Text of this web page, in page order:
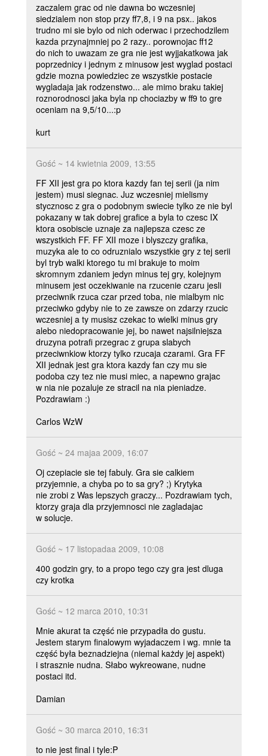
zaczalem grac od nie dawna bo wczesniej
siedzialem non stop przy ff7,8, i 9 na psx.. jakos
trudno mi sie bylo od nich oderwac i przechodzilem
kazda przynajmniej po 2 razy.. porownojac ff12
do nich to uwazam ze gra nie jest wyjjakatkowa jak
poprzednicy i jednym z minusow jest wyglad postaci
gdzie mozna powiedziec ze wszystkie postacie
wygladaja jak rodzenstwo... ale mimo braku takiej
roznorodnosci jaka byla np chociazby w ff9 to gre
oceniam na 9,5/10...:p
kurt
Gość ~ 14 kwietnia 2009, 13:55
FF XII jest gra po ktora kazdy fan tej serii (ja nim
jestem) musi siegnac. Juz wczesniej mielismy
stycznosc z gra o podobnym swiecie tylko ze nie byl
pokazany w tak dobrej grafice a byla to czesc IX
ktora osobiscie uznaje za najlepsza czesc ze
wszystkich FF. FF XII moze i blyszczy grafika,
muzyka ale to co odruznialo wszystkie gry z tej serii
byl tryb walki ktorego tu mi brakuje to moim
skromnym zdaniem jedyn minus tej gry, kolejnym
minusem jest oczekiwanie na rzucenie czaru jesli
przeciwnik rzuca czar przed toba, nie mialbym nic
przeciwko gdyby nie to ze zawsze on zdarzy rzucic
wczesniej a ty musisz czekac to wielki minus gry
alebo niedopracowanie jej, bo nawet najsilniejsza
druzyna potrafi przegrac z grupa slabych
przeciwnkiow ktorzy tylko rzucaja czarami. Gra FF
XII jednak jest gra ktora kazdy fan czy mu sie
podoba czy tez nie musi miec, a napewno grajac
w nia nie pozaluje ze stracil na nia pieniadze.
Pozdrawiam :)
Carlos WzW
Gość ~ 24 majaa 2009, 16:07
Oj czepiacie sie tej fabuly. Gra sie calkiem
przyjemnie, a chyba po to sa gry? ;) Krytyka
nie zrobi z Was lepszych graczy... Pozdrawiam tych,
ktorzy graja dla przyjemnosci nie zagladajac
w solucje.
Gość ~ 17 listopadaa 2009, 10:08
400 godzin gry, to a propo tego czy gra jest dluga
czy krotka
Gość ~ 12 marca 2010, 10:31
Mnie akurat ta część nie przypadła do gustu.
Jestem starym finalowym wyjadaczem i wg. mnie ta
część była beznadziejna (niemal każdy jej aspekt)
i strasznie nudna. Słabo wykreowane, nudne
postaci itd.
Damian
Gość ~ 30 marca 2010, 16:31
to nie jest final i tyle:P